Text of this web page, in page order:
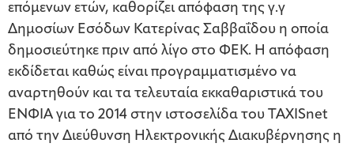
επόμενων ετών, καθορίζει απόφαση της γ.γ
Δημοσίων Εσόδων Κατερίνας Σαββαΐδου η οποία
δημοσιεύτηκε πριν από λίγο στο ΦΕΚ. Η απόφαση
εκδίδεται καθώς είναι προγραμματισμένο να
αναρτηθούν και τα τελευταία εκκαθαριστικά του
ΕΝΦΙΑ για το 2014 στην ιστοσελίδα του TAXISnet
από την Διεύθυνση Ηλεκτρονικής Διακυβέρνησης η